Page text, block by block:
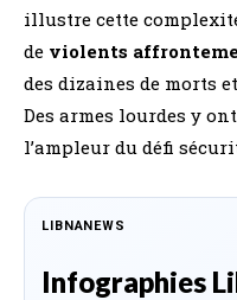
illustre cette
de violents
des dizaines de morts
Des armes lourdes y
l’ampleur du défi
LIBNANEWS
Infographies